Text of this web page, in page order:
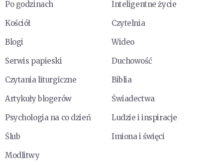
Po godzinach
Inteligentne życie
Kościół
Czytelnia
Blogi
Wideo
Serwis papieski
Duchowość
Czytania liturgiczne
Biblia
Artykuły blogerów
Świadectwa
Psychologia na co dzień
Ludzie i inspiracje
Ślub
Imiona i święci
Modlitwy